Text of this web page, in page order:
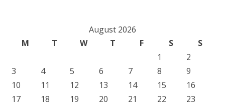
August 2026
M
T W T F S
S
1
2
3
4 5 6 7 8
9
10
11 12 13 14 15
16
17
18 19 20 21 22
23